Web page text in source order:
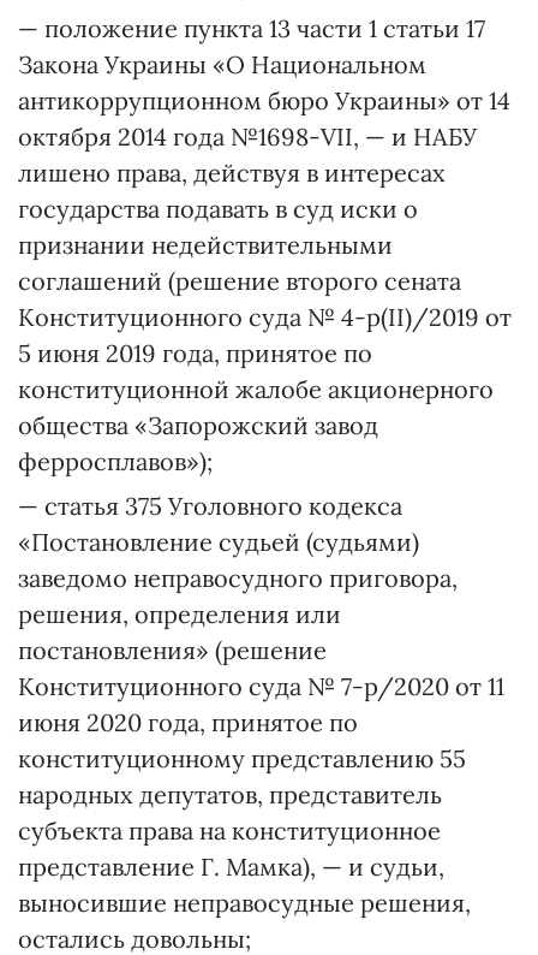
— положение пункта 13 части 1 статьи 17
Закона Украины «О Национальном
антикоррупционном бюро Украины» от 14
октября 2014 года №1698-VII, — и НАБУ
лишено права, действуя в интересах
государства подавать в суд иски о
признании недействительными
соглашений (решение второго сената
Конституционного суда № 4-р(II)/2019 от
5 июня 2019 года, принятое по
конституционной жалобе акционерного
общества «Запорожский завод
ферросплавов»);
— статья 375 Уголовного кодекса
«Постановление судьей (судьями)
заведомо неправосудного приговора,
решения, определения или
постановления» (решение
Конституционного суда № 7-р/2020 от 11
июня 2020 года, принятое по
конституционному представлению 55
народных депутатов, представитель
субъекта права на конституционное
представление Г. Мамка), — и судьи,
выносившие неправосудные решения,
остались довольны;